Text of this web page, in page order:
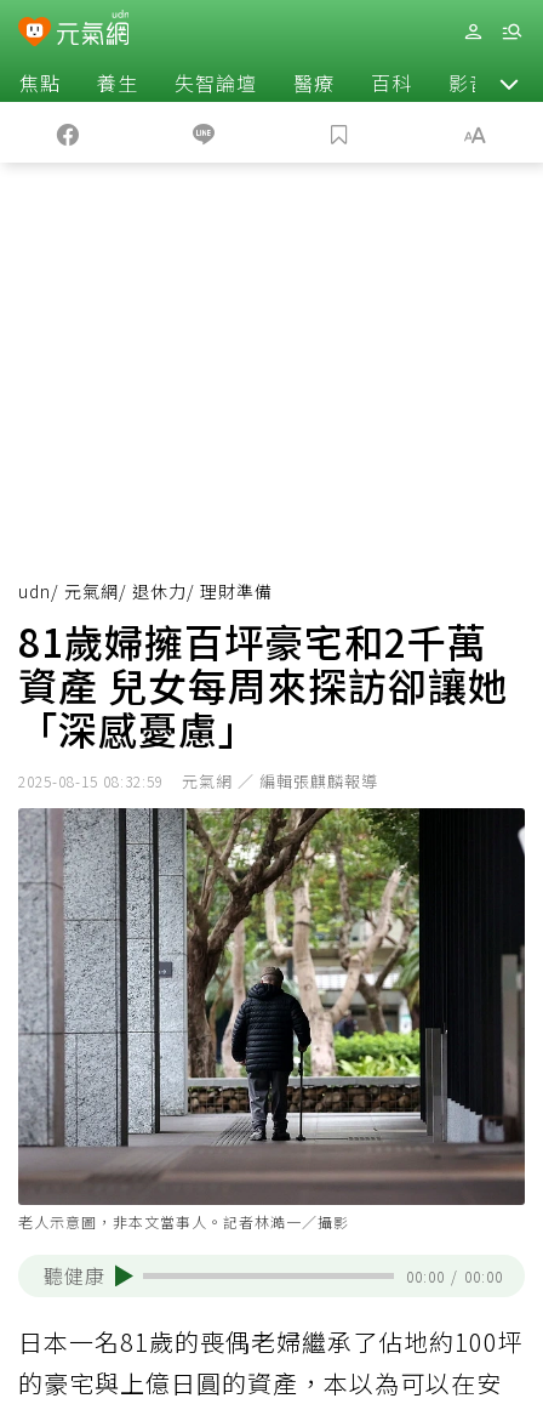
焦點 養生 失智論壇 醫療 百科 影音
udn/ 元氣網/ 退休力/ 理財準備
81歲婦擁百坪豪宅和2千萬
資產 兒女每周來探訪卻讓她
「深感憂慮」
2025-08-15 08:32:59 元氣網 ／ 編輯張麒麟報導
老人示意圖，非本文當事人。記者林澔一／攝影
聽健康 00:00 / 00:00
日本一名81歲的喪偶老婦繼承了佔地約100坪
的豪宅與上億日圓的資產，本以為可以在安